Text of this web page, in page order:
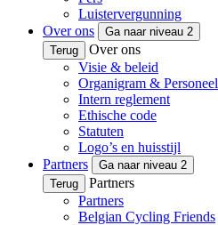
Luistervergunning
Over ons
Ga naar niveau 2
Terug
Over ons
Visie & beleid
Organigram & Personeel
Intern reglement
Ethische code
Statuten
Logo’s en huisstijl
Partners
Ga naar niveau 2
Terug
Partners
Partners
Belgian Cycling Friends